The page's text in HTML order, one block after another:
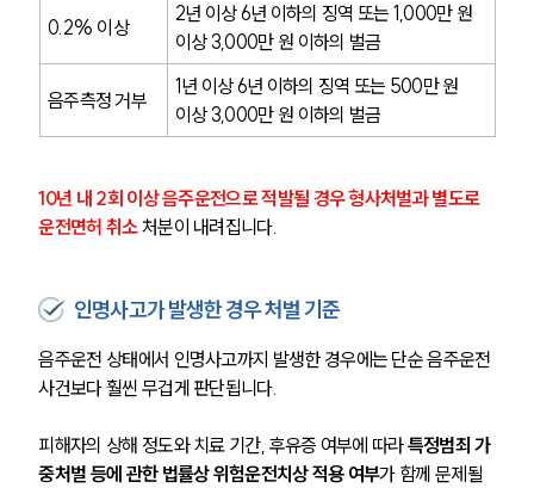
0.2% 이상
2년 이상 6년 이하의 징역 또는 1,000만 원
이상 3,000만 원 이하의 벌금
음주측정 거부
1년 이상 6년 이하의 징역 또는 500만 원
이상 3,000만 원 이하의 벌금
10년 내 2회 이상 음주운전으로 적발될 경우 형사처벌과 별도로
운전면허 취소 처분이 내려집니다.
인명사고가 발생한 경우 처벌 기준
음주운전 상태에서 인명사고까지 발생한 경우에는 단순 음주운전
사건보다 훨씬 무겁게 판단됩니다.
피해자의 상해 정도와 치료 기간, 후유증 여부에 따라 특정범죄 가
중처벌 등에 관한 법률상 위험운전치상 적용 여부가 함께 문제될